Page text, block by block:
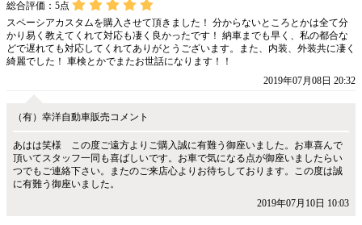
総合評価： 5点
スペーシアカスタムを購入させて頂きました！ 分からないところとかは全て分
かり易く教えてくれて対応も凄く良かったです！ 納車までも早く、私の都合な
どで遅れても対応してくれてありがとうございます。また、内装、外装共に凄く
綺麗でした！ 車検とかでまたお世話になります！！
2019年07月08日 20:32
（有）幸洋自動車販売コメント
あはは笑様 この度ご遠方よりご購入誠に有難う御座いました。お車喜んで
頂いてスタッフ一同も喜ばしいです。お車で気になる点が御座いましたらい
つでもご連絡下さい。またのご来店心よりお待ちしております。この度は誠
に有難う御座いました。
2019年07月10日 10:03